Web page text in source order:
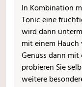
In Kombination
Tonic eine
wird dann
mit einem
Genuss dann
probieren Sie
weitere